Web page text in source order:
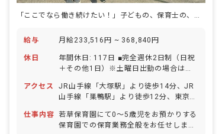
「ここでなら働き続けたい！」子どもの、保育士の、笑顔が溢れる♪
給与 月給233,516円 ~ 368,840円
休日
年間休日: 117日 ■完全週休2日制（日祝
＋その他1日）※土曜日出勤の場合は平
5日） ■夏季特別休暇（有給5日）10日以
上の連休可能・実績多数 ■慶弔休暇（最
大6日） ■生理休暇（有給） ■結婚休暇
（最大8連休） ■産前特別休暇（法定よ
アクセス
JR山手線「大塚駅」より徒歩14分、JR
山手線「巣鴨駅」より徒歩12分、東京メ
大塚駅よりバス、「南大塚一丁目」バス
停下車、徒歩5分 ■自転車通勤可（無料
仕事内容 若草保育園にて0～5歳児をお預かりする
保育園での保育業務全般をお任せしま